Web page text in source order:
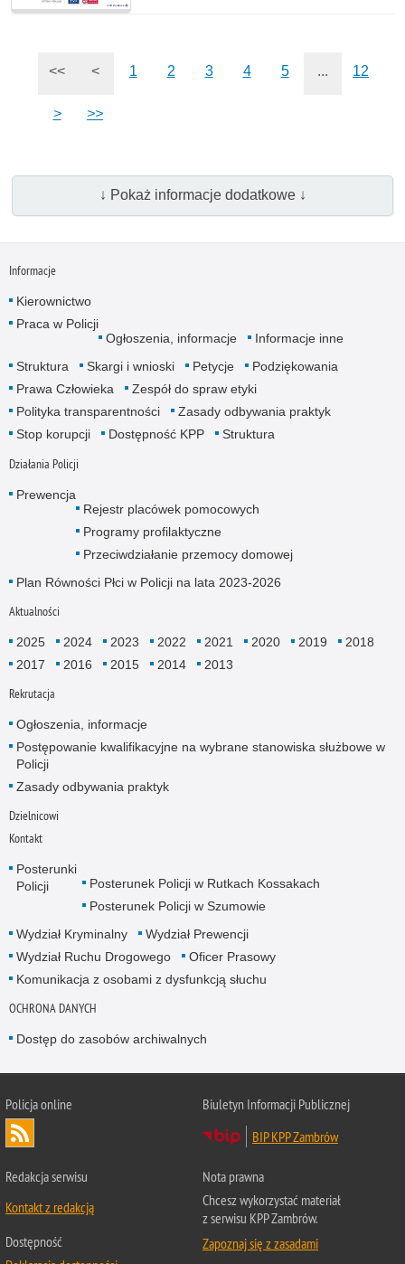
<< < 1 2 3 4 5 ... 12
> >>
↓ Pokaż informacje dodatkowe ↓
Informacje
Kierownictwo
Praca w Policji
Ogłoszenia, informacje
Informacje inne
Struktura
Skargi i wnioski Petycje
Podziękowania
Prawa Człowieka
Zespół do spraw etyki
Polityka transparentności
Zasady odbywania praktyk
Stop korupcji
Dostępność KPP Struktura
Działania Policji
Prewencja
Rejestr placówek pomocowych
Programy profilaktyczne
Przeciwdziałanie przemocy domowej
Plan Równości Płci w Policji na lata 2023-2026
Aktualności
2025 2024 2023 2022 2021 2020 2019
2018
2017
2016 2015 2014 2013
Rekrutacja
Ogłoszenia, informacje
Postępowanie kwalifikacyjne na wybrane stanowiska służbowe w
Policji
Zasady odbywania praktyk
Dzielnicowi
Kontakt
Posterunki
Policji
Posterunek Policji w Rutkach Kossakach
Posterunek Policji w Szumowie
Wydział Kryminalny
Wydział Prewencji
Wydział Ruchu Drogowego
Oficer Prasowy
Komunikacja z osobami z dysfunkcją słuchu
OCHRONA DANYCH
Dostęp do zasobów archiwalnych
Policja online
Biuletyn Informacji Publicznej
BIP KPP Zambrów
Redakcja serwisu
Kontakt z redakcją
Dostępność
Nota prawna
Chcesz wykorzystać materiał
z serwisu KPP Zambrów.
Zapoznaj się z zasadami